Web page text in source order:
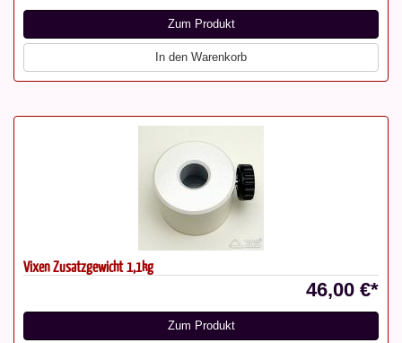
Zum Produkt
In den Warenkorb
Vixen Zusatzgewicht 1,1kg
46,00 €*
Zum Produkt